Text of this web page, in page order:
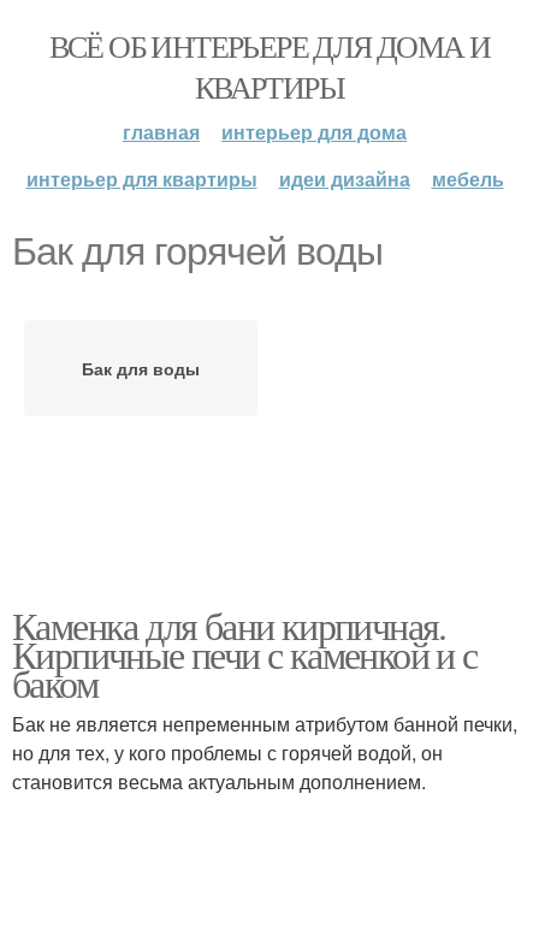
ВСЁ ОБ ИНТЕРЬЕРЕ ДЛЯ ДОМА И
КВАРТИРЫ
главная
интерьер для дома
интерьер для квартиры
идеи дизайна мебель
Бак для горячей воды
Бак для воды
Каменка для бани кирпичная.
Кирпичные печи с каменкой и с
баком
Бак не является непременным атрибутом банной печки,
но для тех, у кого проблемы с горячей водой, он
становится весьма актуальным дополнением.